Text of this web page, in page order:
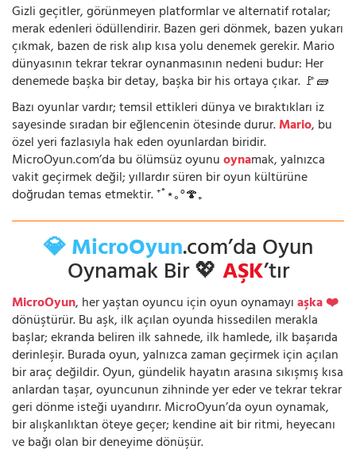
Gizli geçitler, görünmeyen platformlar ve alternatif rotalar;
merak edenleri ödüllendirir. Bazen geri dönmek, bazen yukarı
çıkmak, bazen de risk alıp kısa yolu denemek gerekir. Mario
dünyasının tekrar tekrar oynanmasının nedeni budur: Her
denemede başka bir detay, başka bir his ortaya çıkar. 🚩🧱
Bazı oyunlar vardır; temsil ettikleri dünya ve bıraktıkları iz
sayesinde sıradan bir eğlencenin ötesinde durur.Mario, bu
özel yeri fazlasıyla hak eden oyunlardan biridir.
MicroOyun.com’da bu ölümsüz oyunuoynamak, yalnızca
vakit geçirmek değil; yıllardır süren bir oyun kültürüne
doğrudan temas etmektir. ⁺˚⋆｡°🍄₊
💎 MicroOyun.com’da Oyun
Oynamak Bir 💖AŞK’tır
MicroOyun, her yaştan oyuncu için oyun oynamayıaşka ❤️
dönüştürür. Bu aşk, ilk açılan oyunda hissedilen merakla
başlar; ekranda beliren ilk sahnede, ilk hamlede, ilk başarıda
derinleşir. Burada oyun, yalnızca zaman geçirmek için açılan
bir araç değildir. Oyun, gündelik hayatın arasına sıkışmış kısa
anlardan taşar, oyuncunun zihninde yer eder ve tekrar tekrar
geri dönme isteği uyandırır. MicroOyun’da oyun oynamak,
bir alışkanlıktan öteye geçer; kendine ait bir ritmi, heyecanı
ve bağı olan bir deneyime dönüşür.